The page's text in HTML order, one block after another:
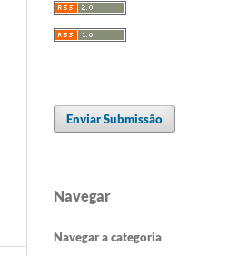
Enviar Submissão
Navegar
Navegar a categoria